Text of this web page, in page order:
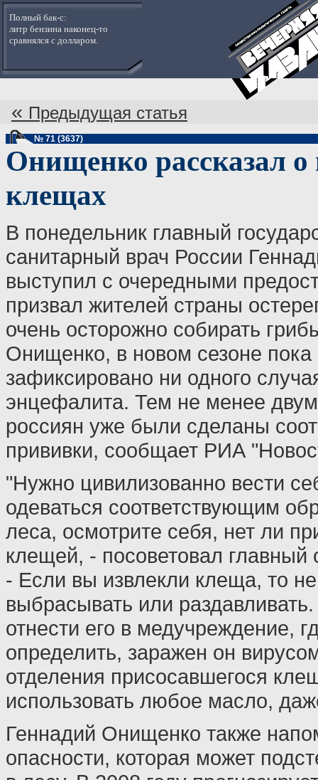
Полный бак-с:
литр бензина наконец-то
сравнялся с долларом.
« Предыдущая статья
№ 71 (3637)
Онищенко рассказал о
клещах
В понедельник главный
санитарный врач России
выступил с очередными
призвал жителей страны
очень осторожно собирать
Онищенко, в новом сезоне пока
зафиксировано ни одного
энцефалита. Тем не менее
россиян уже были сделаны
прививки, сообщает РИА
"Нужно цивилизованно вести
одеваться соответствующим
леса, осмотрите себя, нет ли
клещей, - посоветовал главный
- Если вы извлекли клеща, то не
выбрасывать или
отнести его в медучреждение,
определить, заражен он
отделения присосавшегося
использовать любое масло,
Геннадий Онищенко также
опасности, которая может